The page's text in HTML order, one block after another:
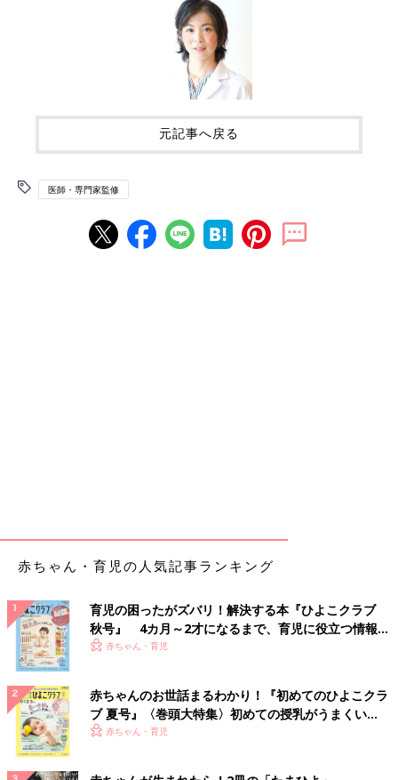
元記事へ戻る
医師・専門家監修
赤ちゃん・育児の人気記事ランキング
育児の困ったがズバリ！解決する本『ひよこクラブ
秋号』 4カ月～2才になるまで、育児に役立つ情報が
いっぱい！
赤ちゃん・育児
赤ちゃんのお世話まるわかり！『初めてのひよこクラ
ブ 夏号』〈巻頭大特集〉初めての授乳がうまくい
く！ おっぱい・ミルクの基本と夏のトラブル 解決テ
赤ちゃん・育児